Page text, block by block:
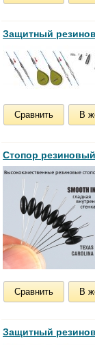
Защитный
Сравнить В
Стопор
Сравнить В
Защитный